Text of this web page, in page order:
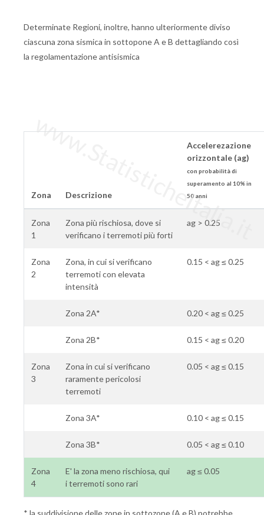
Determinate Regioni, inoltre, hanno ulteriormente diviso
ciascuna zona sismica in sottopone A e B dettagliando così
la regolamentazione antisismica
Zona Descrizione
Accelerezazione
orizzontale (ag)
con probabilità di
superamento al 10% in
50 anni
Zona
1
Zona più rischiosa, dove si
verificano i terremoti più forti
ag > 0.25
Zona
2
Zona, in cui si verificano
terremoti con elevata
intensità
0.15 < ag ≤ 0.25
Zona 2A* 0.20 < ag ≤ 0.25
Zona 2B* 0.15 < ag ≤ 0.20
Zona
3
Zona in cui si verificano
raramente pericolosi
terremoti
0.05 < ag ≤ 0.15
Zona 3A* 0.10 < ag ≤ 0.15
Zona 3B* 0.05 < ag ≤ 0.10
Zona
4
E' la zona meno rischiosa, qui
i terremoti sono rari
ag ≤ 0.05
www.StatisticheItalia.it
* la suddivisione delle zone in sottozone (A e B) potrebbe